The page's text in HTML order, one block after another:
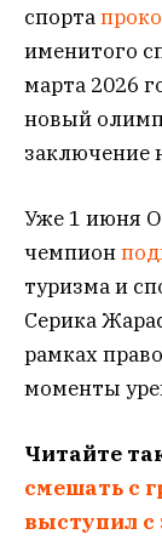
спорта
именитого
марта 2026
новый
заключение
Уже 1 июня
чемпион
туризма и
Серика
рамках
моменты
Читайте
смешать с
выступил с